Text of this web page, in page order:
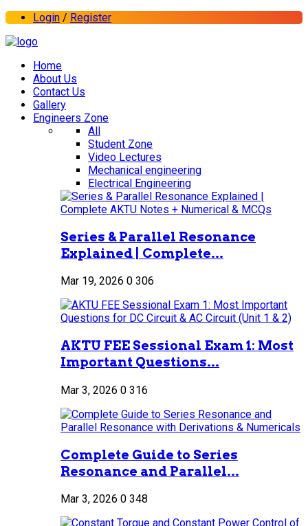
Login / Register
Home
About Us
Contact Us
Gallery
Engineers Zone
All
Student Zone
Video Lectures
Mechanical engineering
Electrical Engineering
Series & Parallel Resonance
Explained | Complete...
Mar 19, 2026 0 306
AKTU FEE Sessional Exam 1: Most
Important Questions...
Mar 3, 2026 0 316
Complete Guide to Series
Resonance and Parallel...
Mar 3, 2026 0 348